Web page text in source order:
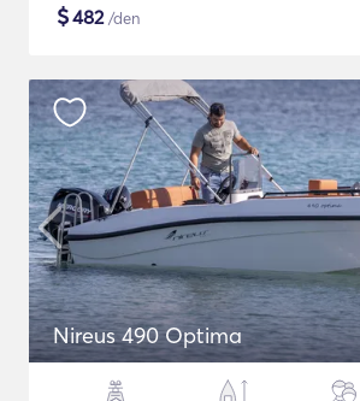
$482/den
Nireus 490 Optima